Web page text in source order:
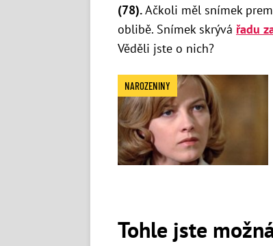
(78).Ačkoli měl snímek
oblibě. Snímek skrývá řadu
Věděli jste o nich?
NAROZENINY
Tohle jste